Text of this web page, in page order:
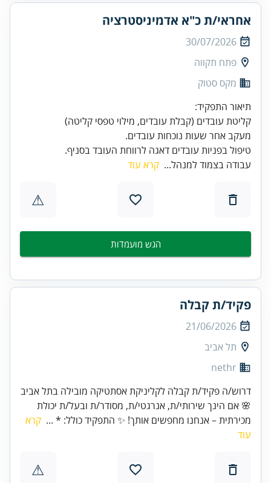
אחראי/ת כ"א אדמיניסטרציה
30/07/2026
פתח תקווה
מקס סטוק
טיפול בפניות עובדים דאגה לרווחת העובד בסניף.
עבודה בצמוד למנהל... קרא עוד
⚠
הגש מועמדות
פקיד/ת קבלה
21/06/2026
תל אביב
nethr
דרוש/ה פקיד/ת קבלה לקליניקת אסתטיקה מובילה בתל אביב
🌸 אם הינך שירותי/ת, אנרגטי/ת, מסודר/ת ובעל/ת יכולת
מכירתית – אנחנו מחפשים אותך! ✨ התפקיד כולל: * ... קרא
עוד
⚠